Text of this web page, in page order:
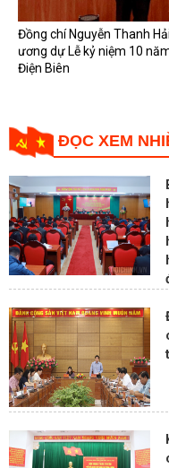
Đồng chí Nguyễn Thanh
ương dự Lễ kỷ niệm 10
Điện Biên
ĐỌC XEM